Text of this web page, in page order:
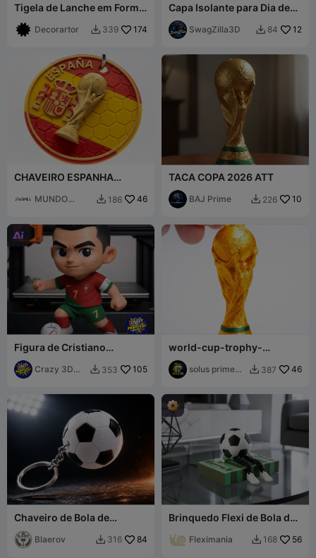
Tigela de Lanche em Forma
de Futebol para
Decorartor  339 174
Capa Isolante para Dia de
Jogo da NFL - TODAS AS
EQUIPES DA NFL
DISPONÍVEIS
SwagZilla3D  84 12
CHAVEIRO ESPANHA
MUNDO
 186 46
TACA COPA 2026 ATT
BAJ Prime  226 10

Figura de Cristiano
Ronaldo
Crazy 3D
 353 105
world-cup-trophy-
keychain-no-chain-
strong-ring
solus prime
 387 46
Chaveiro de Bola de
Futebol / Chaveiro de
Futebol - Kit PETG de 2
Placas
Blaerov  316 84
Brinquedo Flexi de Bola de
Futebol Articulado
Fleximania  168 56